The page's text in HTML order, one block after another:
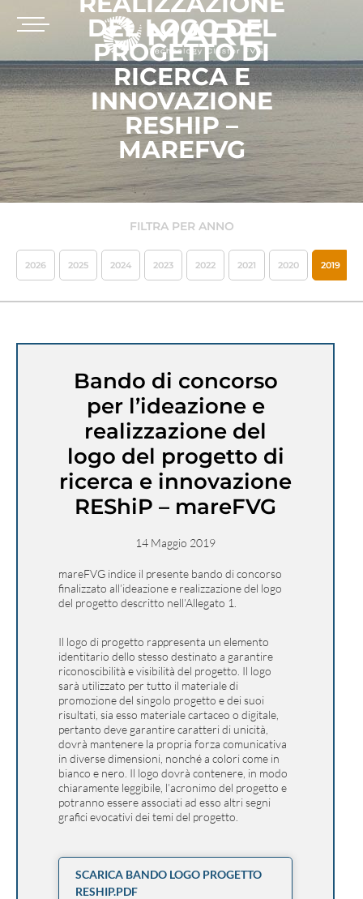
DEL LOGO DEL
PROGETTO DI
RICERCA E
INNOVAZIONE
RESHIP –
MAREFVG
FILTRA PER ANNO
2026 2025 2024 2023 2022 2021 2020 2019
Bando di concorso
per l’ideazione e
realizzazione del
logo del progetto di
ricerca e innovazione
REShiP – mareFVG
14 Maggio 2019
mareFVG indice il presente bando di concorso
finalizzato all’ideazione e realizzazione del logo
del progetto descritto nell’Allegato 1.
Il logo di progetto rappresenta un elemento
identitario dello stesso destinato a garantire
riconoscibilità e visibilità del progetto. Il logo
sarà utilizzato per tutto il materiale di
promozione del singolo progetto e dei suoi
risultati, sia esso materiale cartaceo o digitale,
pertanto deve garantire caratteri di unicità,
dovrà mantenere la propria forza comunicativa
in diverse dimensioni, nonché a colori come in
bianco e nero. Il logo dovrà contenere, in modo
chiaramente leggibile, l’acronimo del progetto e
potranno essere associati ad esso altri segni
grafici evocativi dei temi del progetto.
SCARICA BANDO LOGO PROGETTO
RESHIP.PDF